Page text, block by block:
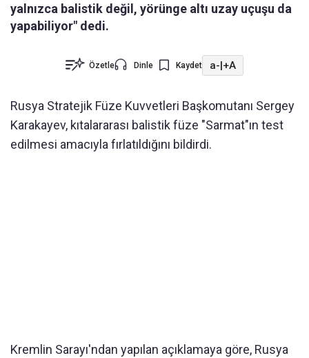
yalnızca balistik değil, yörünge altı uzay uçuşu da
yapabiliyor" dedi.
Özetle Dinle Kaydet a-|+A
Rusya Stratejik Füze Kuvvetleri Başkomutanı Sergey
Karakayev, kıtalararası balistik füze "Sarmat"ın test
edilmesi amacıyla fırlatıldığını bildirdi.
Kremlin Sarayı'ndan yapılan açıklamaya göre, Rusya